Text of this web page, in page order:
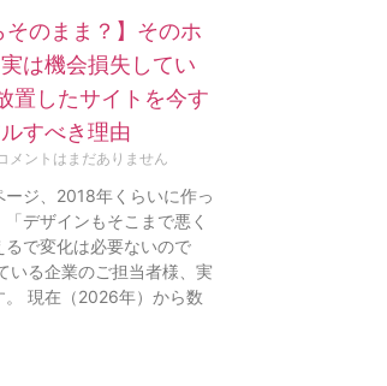
そのまま？】そのホ
は機会損失してい
置したサイトを今す
すべき理由
メントはまだありません
ージ、2018年くらいに作っ
デザインもそこまで悪く
るで変化は必要ないので
いる企業のご担当者様、実
。 現在（2026年）から数